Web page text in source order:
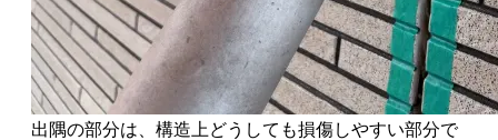
出隅の部分は、構造上どうしても損傷しやすい部分で